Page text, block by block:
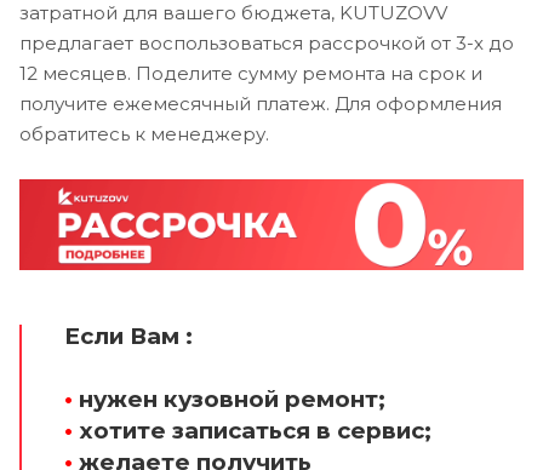
затратной для вашего бюджета, KUTUZOVV
предлагает воспользоваться рассрочкой от 3-х до
12 месяцев. Поделите сумму ремонта на срок и
получите ежемесячный платеж. Для оформления
обратитесь к менеджеру.
Если Вам :
• нужен кузовной ремонт;
• хотите записаться в сервис;
• желаете получить